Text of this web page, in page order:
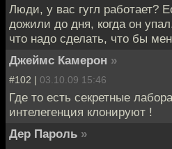
Люди, у вас гугл работает?
дожили до дня, когда он
что надо сделать, что бы
Джеймс Камерон »
#102 | 03.10.09 15:46
Где то есть секретные
интелегенция клонируют !
Дер Пароль »